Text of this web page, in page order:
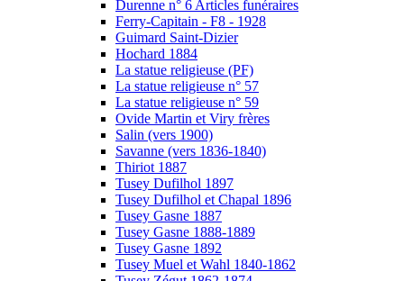
Durenne n° 6 Articles funéraires
Ferry-Capitain - F8 - 1928
Guimard Saint-Dizier
Hochard 1884
La statue religieuse (PF)
La statue religieuse n° 57
La statue religieuse n° 59
Ovide Martin et Viry frères
Salin (vers 1900)
Savanne (vers 1836-1840)
Thiriot 1887
Tusey Dufilhol 1897
Tusey Dufilhol et Chapal 1896
Tusey Gasne 1887
Tusey Gasne 1888-1889
Tusey Gasne 1892
Tusey Muel et Wahl 1840-1862